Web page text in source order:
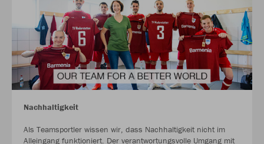
Nachhaltigkeit
Als Teamsportler wissen wir, dass Nachhaltigkeit nicht im
Alleingang funktioniert. Der verantwortungsvolle Umgang mit